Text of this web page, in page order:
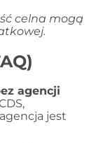
celna mogą
agencji
jest